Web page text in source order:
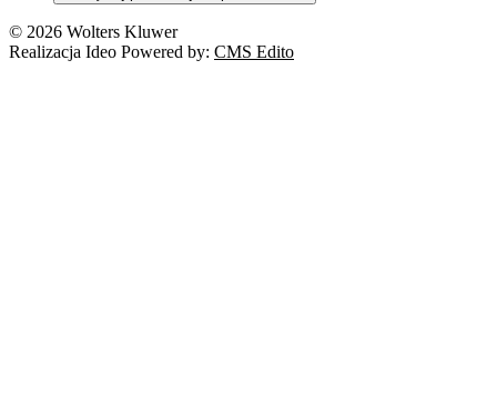
Prawo autorskie
© 2026 Wolters Kluwer
Realizacja Ideo Powered by: CMS Edito